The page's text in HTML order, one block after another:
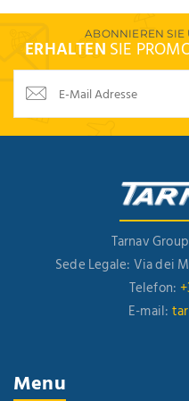
ABONNIEREN SIE
ERHALTENSIE
Tarnav
Sede Legale: Via dei
Telefon:
E-mail:
Menu